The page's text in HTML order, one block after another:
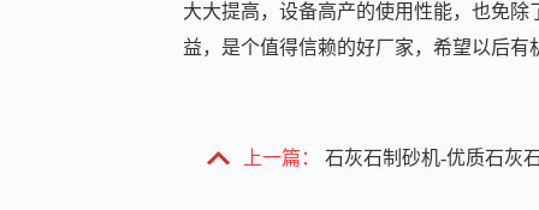
大大提高，设备高产的使用性能，也免
益，是个值得信赖的好厂家，希望以后有
上一篇： 石灰石制砂机-优质石灰